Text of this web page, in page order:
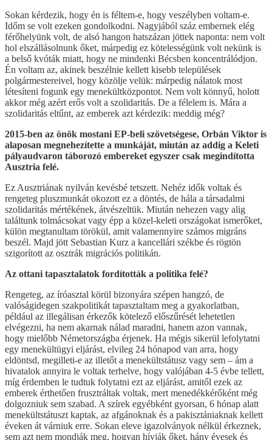
Sokan kérdezik, hogy én is féltem-e, hogy veszélyben voltam-e.
Időm se volt ezeken gondolkodni. Nagyjából száz embernek elég
férőhelyünk volt, de alsó hangon hatszázan jöttek naponta: nem volt
hol elszállásolnunk őket, márpedig ez kötelességünk volt nekünk is
a belső kvóták miatt, hogy ne mindenki Bécsben koncentrálódjon.
Én voltam az, akinek beszélnie kellett kisebb települések
polgármestereivel, hogy közölje velük: márpedig nálatok most
létesíteni fogunk egy menekültközpontot. Nem volt könnyű, holott
akkor még azért erős volt a szolidaritás. De a félelem is. Mára a
szolidaritás eltűnt, az emberek azt kérdezik: meddig még?
2015-ben az önök mostani EP-beli szövetségese, Orbán Viktor is
alaposan megnehezítette a munkáját, miután az addig a Keleti
pályaudvaron táborozó embereket egyszer csak megindította
Ausztria felé.
Ez Ausztriának nyilván kevésbé tetszett. Nehéz idők voltak és
rengeteg pluszmunkát okozott ez a döntés, de hála a társadalmi
szolidaritás mértékének, átvészeltük. Miután nehezen vagy alig
találtunk tolmácsokat vagy épp a közel-keleti országokat ismerőket,
külön megtanultam törökül, amit valamennyire számos migráns
beszél. Majd jött Sebastian Kurz a kancellári székbe és rögtön
szigorított az osztrák migrációs politikán.
Az ottani tapasztalatok fordították a politika felé?
Rengeteg, az íróasztal körül bizonyára szépen hangzó, de
valóságidegen szakpolitikát tapasztaltam meg a gyakorlatban,
például az illegálisan érkezők kötelező előszűrését lehetetlen
elvégezni, ha nem akarnak nálad maradni, hanem azon vannak,
hogy mielőbb Németországba érjenek. Ha mégis sikerül lefolytatni
egy menekültügyi eljárást, elvileg 24 hónapod van arra, hogy
eldöntsd, megilleti-e az illetőt a menekültstátusz vagy sem – ám a
hivatalok annyira le voltak terhelve, hogy valójában 4-5 évbe tellett,
míg érdemben le tudtuk folytatni ezt az eljárást, amitől ezek az
emberek érthetően frusztráltak voltak, mert menedékkérőként még
dolgozniuk sem szabad. A szírek egyébként gyorsan, 6 hónap alatt
menekültstátuszt kaptak, az afgánoknak és a pakisztániaknak kellett
éveken át várniuk erre. Sokan eleve igazolványok nélkül érkeznek,
sem azt nem mondják meg, hogyan hívják őket, hány évesek és